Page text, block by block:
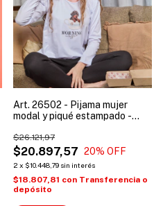
Art. 26502 - Pijama mujer
modal y piqué estampado -
$20.897,57
$26.121,97
20% OFF
2 x $10.448,79 sin interés
$18.807,81 con Transferencia o
depósito